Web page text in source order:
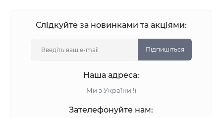
Слідкуйте за новинками та акціями:
Підпишіться
Наша адреса:
Ми з України !)
Зателефонуйте нам: